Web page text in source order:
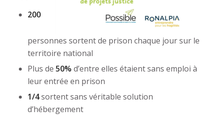
200
personnes sortent de prison chaque jour sur le
territoire national
Plus de 50% d’entre elles étaient sans emploi à
leur entrée en prison
1/4sortent sans véritable solution
d’hébergement